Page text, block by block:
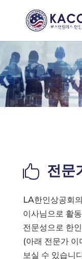
 전문
LA한인상공회
이사님으로 활
전문성으로 한
(아래 전문가
보실 수 있습니